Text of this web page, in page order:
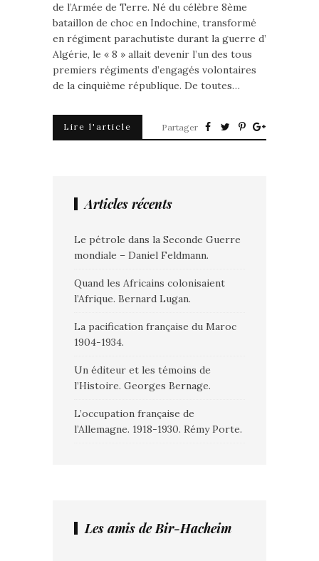
de l’Armée de Terre. Né du célèbre 8ème
bataillon de choc en Indochine, transformé
en régiment parachutiste durant la guerre d’
Algérie, le « 8 » allait devenir l’un des tous
premiers régiments d’engagés volontaires
de la cinquième république. De toutes…
Lire l'article Partager
Articles récents
Le pétrole dans la Seconde Guerre
mondiale – Daniel Feldmann.
Quand les Africains colonisaient
l’Afrique. Bernard Lugan.
La pacification française du Maroc
1904-1934.
Un éditeur et les témoins de
l’Histoire. Georges Bernage.
L’occupation française de
l’Allemagne. 1918-1930. Rémy Porte.
Les amis de Bir-Hacheim